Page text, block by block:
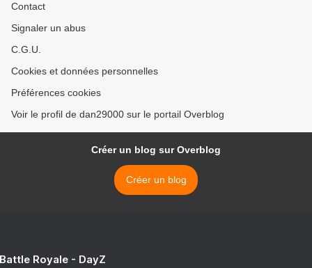
Contact
Signaler un abus
C.G.U.
Cookies et données personnelles
Préférences cookies
Voir le profil de dan29000 sur le portail Overblog
Créer un blog sur Overblog
Créer un blog
Royale - DayZ